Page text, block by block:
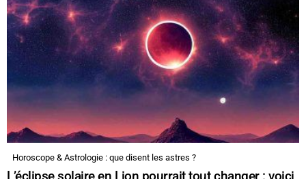
Horoscope & Astrologie : que disent les astres ?